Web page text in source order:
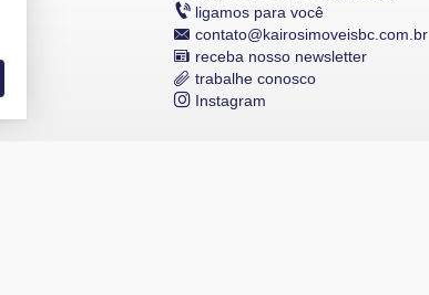
ligamos para você
contato@kairosimoveisbc.com.br
receba nosso newsletter
trabalhe conosco
Instagram